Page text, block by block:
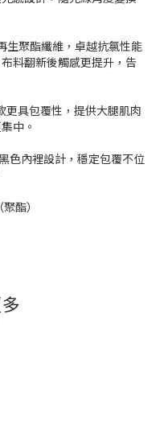
聚酯纖維，卓越抗氯性能
料翻新後觸感更提升，告
更具包覆性，提供大腿肌肉
中。
色內裡設計，穩定包覆不位
酯）